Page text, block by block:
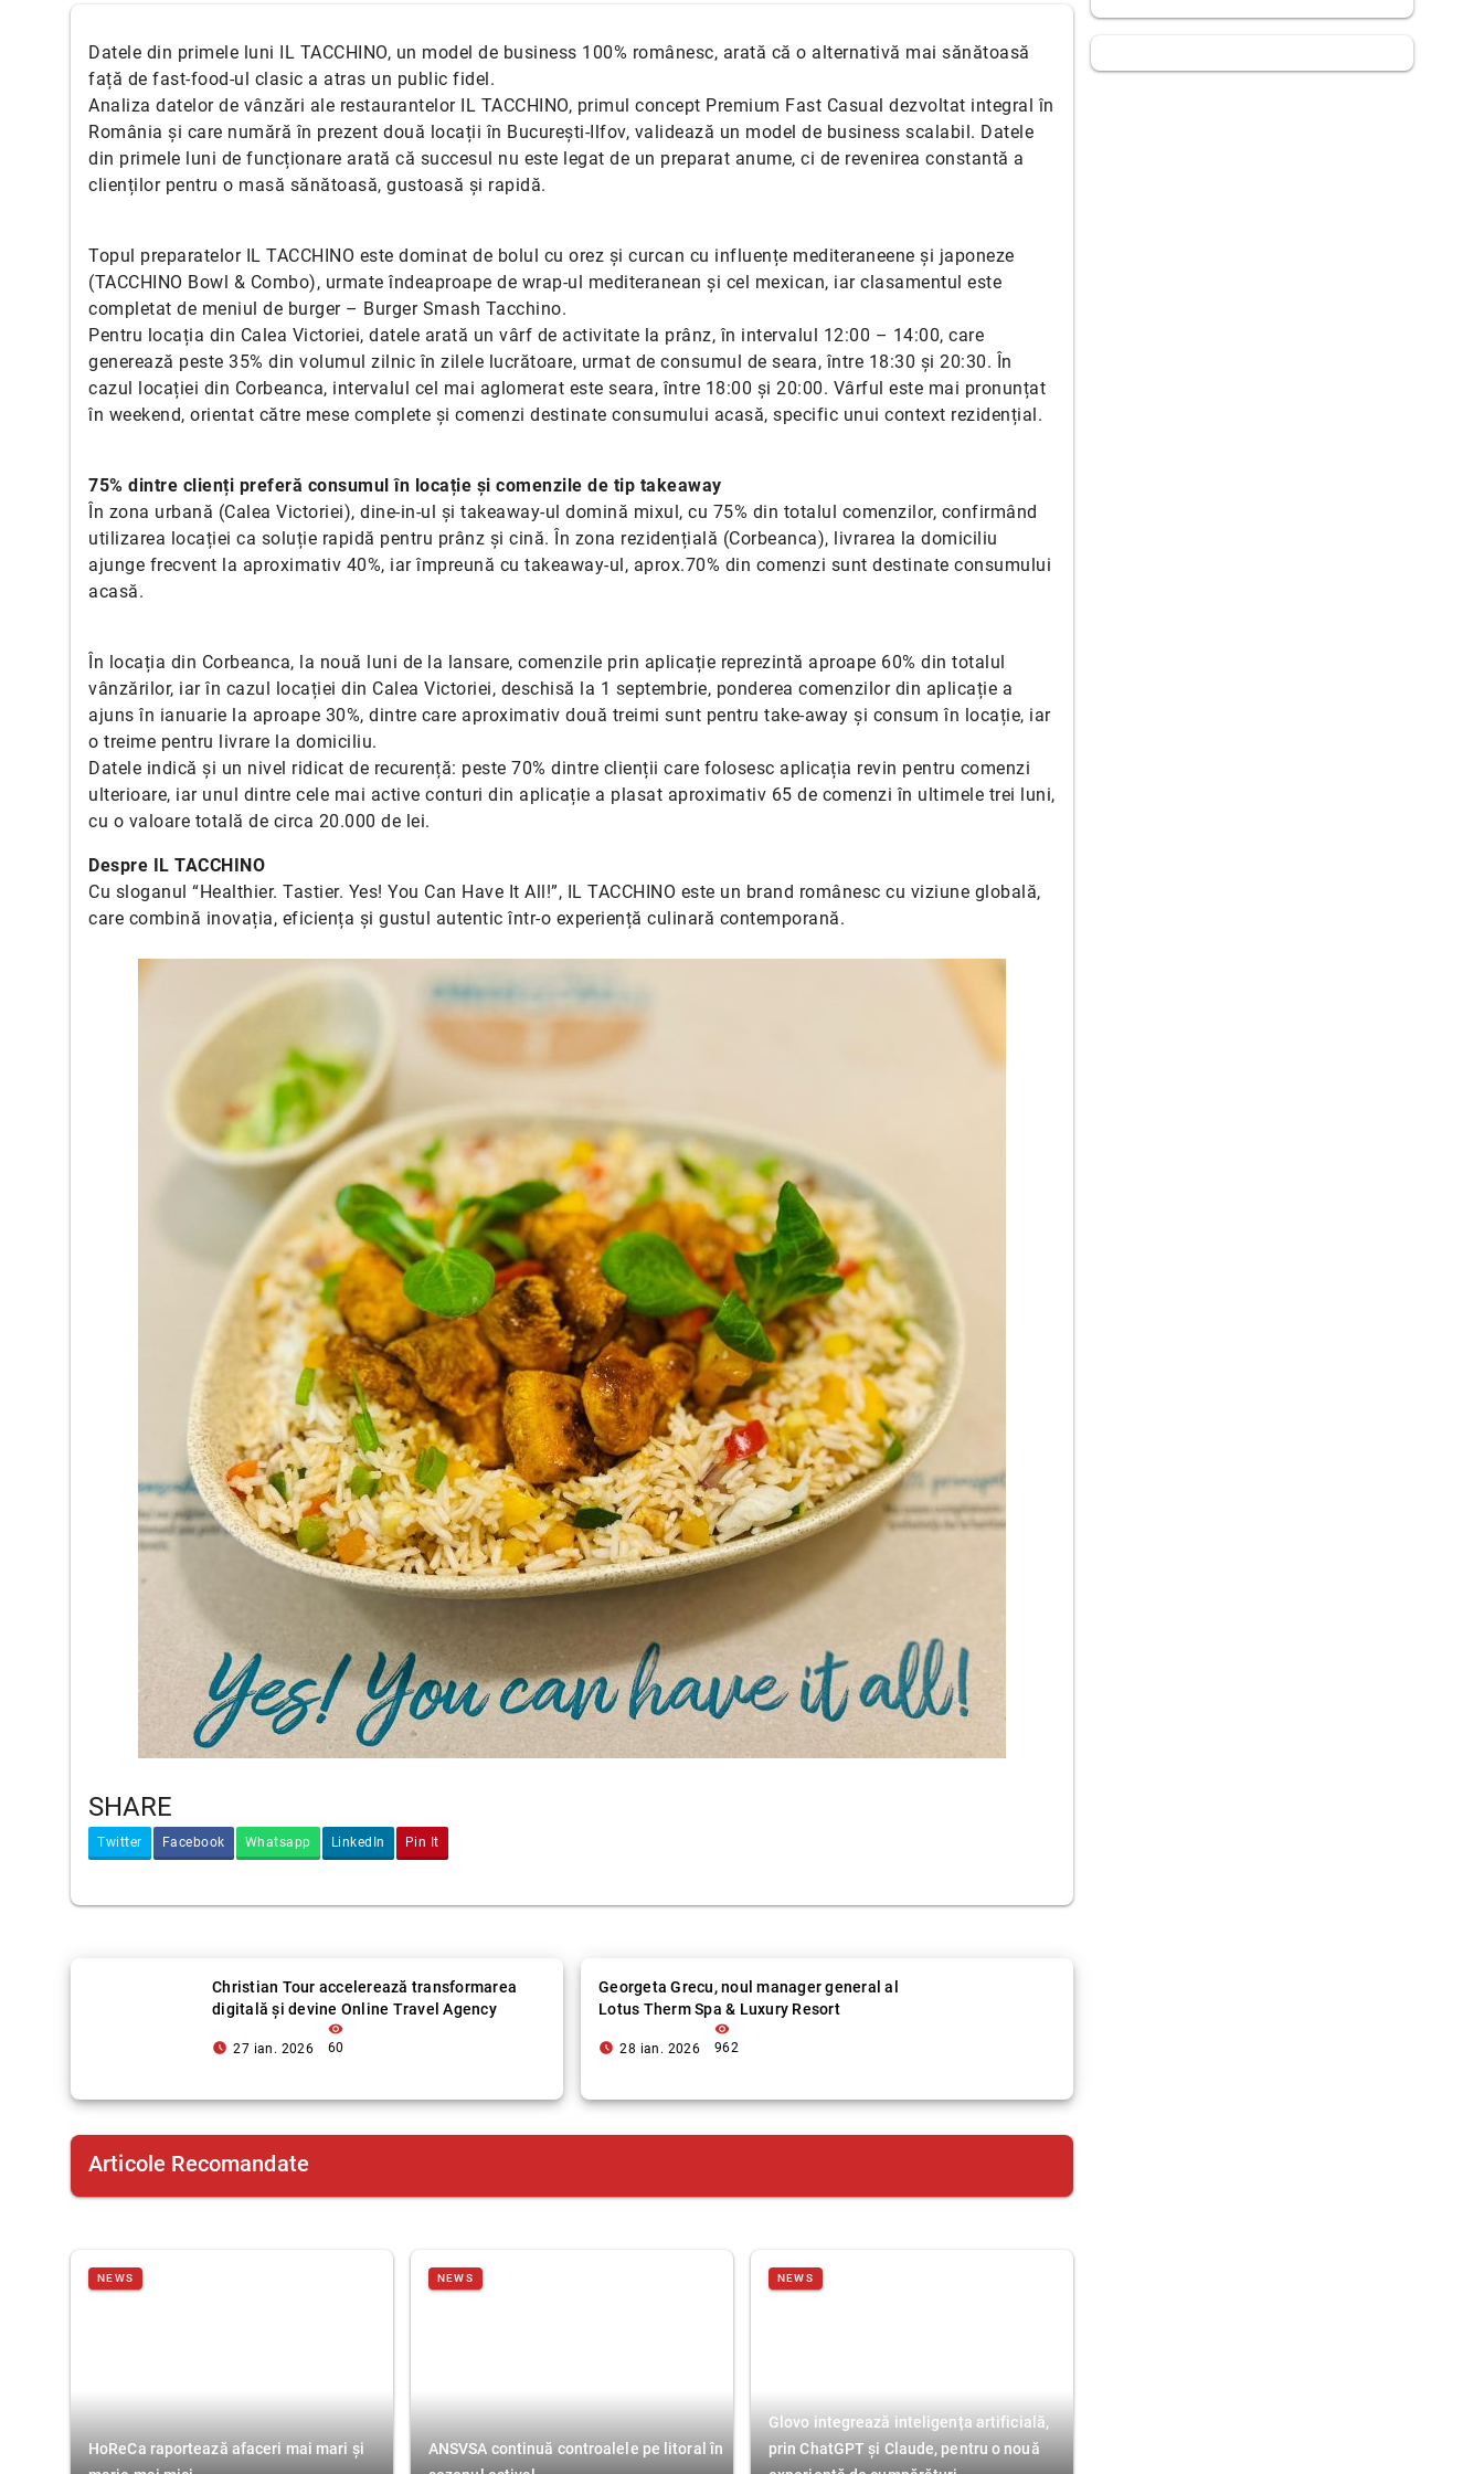
Datele din primele luni IL TACCHINO, un model de business 100% românesc, arată că o alternativă mai sănătoasă
față de fast-food-ul clasic a atras un public fidel.
Analiza datelor de vânzări ale restaurantelor IL TACCHINO, primul concept Premium Fast Casual dezvoltat integral în
România și care numără în prezent două locații în București-Ilfov, validează un model de business scalabil. Datele
din primele luni de funcționare arată că succesul nu este legat de un preparat anume, ci de revenirea constantă a
clienților pentru o masă sănătoasă, gustoasă și rapidă.
Topul preparatelor IL TACCHINO este dominat de bolul cu orez și curcan cu influențe mediteraneene și japoneze
(TACCHINO Bowl & Combo), urmate îndeaproape de wrap-ul mediteranean și cel mexican, iar clasamentul este
completat de meniul de burger – Burger Smash Tacchino.
Pentru locația din Calea Victoriei, datele arată un vârf de activitate la prânz, în intervalul 12:00 – 14:00, care
generează peste 35% din volumul zilnic în zilele lucrătoare, urmat de consumul de seara, între 18:30 și 20:30. În
cazul locației din Corbeanca, intervalul cel mai aglomerat este seara, între 18:00 și 20:00. Vârful este mai pronunțat
în weekend, orientat către mese complete și comenzi destinate consumului acasă, specific unui context rezidențial.
75% dintre clienți preferă consumul în locație și comenzile de tip takeaway
În zona urbană (Calea Victoriei), dine-in-ul și takeaway-ul domină mixul, cu 75% din totalul comenzilor, confirmând
utilizarea locației ca soluție rapidă pentru prânz și cină. În zona rezidențială (Corbeanca), livrarea la domiciliu
ajunge frecvent la aproximativ 40%, iar împreună cu takeaway-ul, aprox.70% din comenzi sunt destinate consumului
acasă.
În locația din Corbeanca, la nouă luni de la lansare, comenzile prin aplicație reprezintă aproape 60% din totalul
vânzărilor, iar în cazul locației din Calea Victoriei, deschisă la 1 septembrie, ponderea comenzilor din aplicație a
ajuns în ianuarie la aproape 30%, dintre care aproximativ două treimi sunt pentru take-away și consum în locație, iar
o treime pentru livrare la domiciliu.
Datele indică și un nivel ridicat de recurență: peste 70% dintre clienții care folosesc aplicația revin pentru comenzi
ulterioare, iar unul dintre cele mai active conturi din aplicație a plasat aproximativ 65 de comenzi în ultimele trei luni,
cu o valoare totală de circa 20.000 de lei.
Despre IL TACCHINO
Cu sloganul “Healthier. Tastier. Yes! You Can Have It All!”, IL TACCHINO este un brand românesc cu viziune globală,
care combină inovația, eficiența și gustul autentic într-o experiență culinară contemporană.
SHARE
Twitter Facebook Whatsapp LinkedIn Pin It
Christian Tour accelerează transformarea
digitală și devine Online Travel Agency
access_time_filled 27 ian. 2026
visibility
60
Georgeta Grecu, noul manager general al
Lotus Therm Spa & Luxury Resort
access_time_filled 28 ian. 2026
visibility
962
Articole Recomandate
NEWS
HoReCa raportează afaceri mai mari și
NEWS
ANSVSA continuă controalele pe litoral în
NEWS
Glovo integrează inteligența artificială,
prin ChatGPT și Claude, pentru o nouă